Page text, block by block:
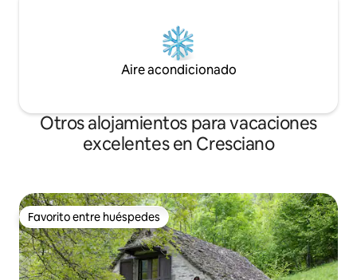
Aire acondicionado
Otros alojamientos para vacaciones
excelentes en Cresciano
Favorito entre huéspedes
Favorito entre huéspedes